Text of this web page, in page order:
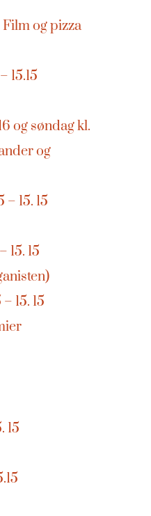
Film og pizza
15.15
og søndag kl.
og
15. 15
15. 15
15. 15
15